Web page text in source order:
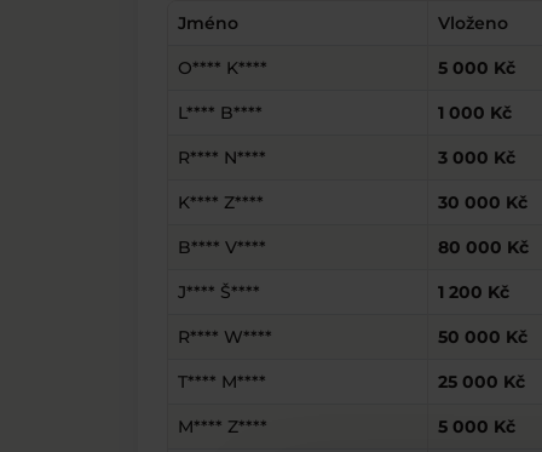
Jméno Vloženo
O**** K**** 5 000 Kč
L**** B**** 1 000 Kč
R**** N**** 3 000 Kč
K**** Z**** 30 000 Kč
B**** V**** 80 000 Kč
J**** Š**** 1 200 Kč
R**** W**** 50 000 Kč
T**** M**** 25 000 Kč
M**** Z**** 5 000 Kč